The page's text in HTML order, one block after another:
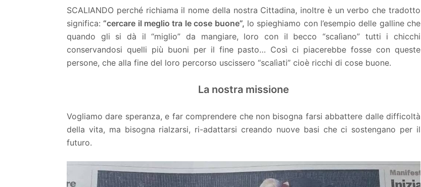
SCALIANDO perché richiama il nome della nostra Cittadina, inoltre è un verbo che tradotto
significa:“cercare il meglio tra le cose buone”, lo spieghiamo con l’esempio delle galline che
quando gli si dà il “miglio” da mangiare, loro con il becco “scalìano” tutti i chicchi
conservandosi quelli più buoni per il fine pasto… Così ci piacerebbe fosse con queste
persone, che alla fine del loro percorso uscissero “scalìati” cioè ricchi di cose buone.
La nostra missione
Vogliamo dare speranza, e far comprendere che non bisogna farsi abbattere dalle difficoltà
della vita, ma bisogna rialzarsi, ri-adattarsi creando nuove basi che ci sostengano per il
futuro.